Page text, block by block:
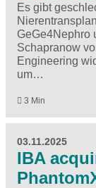
Es gibt
GeGe4Nephro
Schapranow
Engineering
um…
3 Min
03.11.2025
IBA